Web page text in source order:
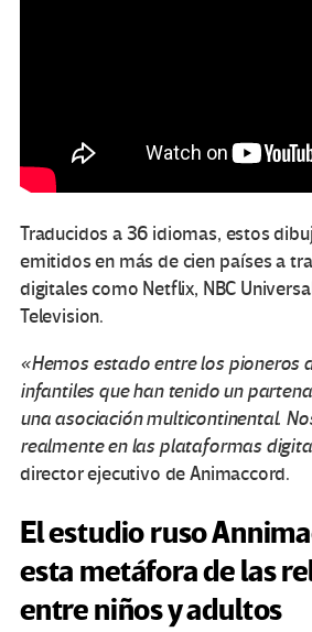
Traducidos a 36 idiomas, estos
emitidos en más de cien países a
digitales como Netflix, NBC
Television.
«Hemos estado entre los pioneros
infantiles que han tenido un
una asociación multicontinental.
realmente en las plataformas
director ejecutivo de Animaccord.
El estudio ruso
esta metáfora de las
entre niños y adultos